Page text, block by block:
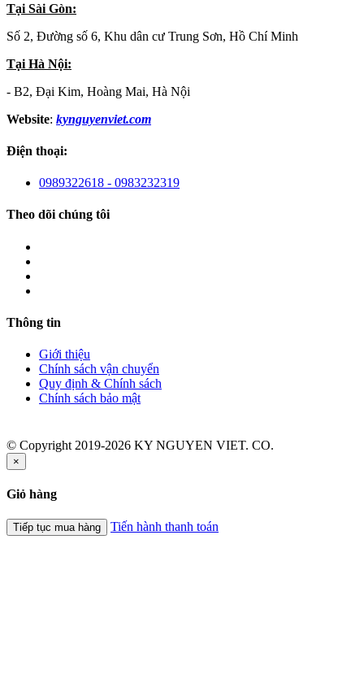
Tại Sài Gòn:
Số 2, Đường số 6, Khu dân cư Trung Sơn, Hồ Chí Minh
Tại Hà Nội:
- B2, Đại Kim, Hoàng Mai, Hà Nội
Website: kynguyenviet.com
Điện thoại:
0989322618 - 0983232319
Theo dõi chúng tôi
Thông tin
Giới thiệu
Chính sách vận chuyển
Quy định & Chính sách
Chính sách bảo mật
© Copyright 2019-2026 KY NGUYEN VIET. CO.
×
Giỏ hàng
Tiếp tục mua hàng Tiến hành thanh toán